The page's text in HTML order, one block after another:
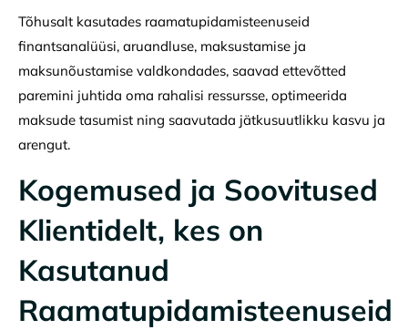
Tõhusalt kasutades raamatupidamisteenuseid
finantsanalüüsi, aruandluse, maksustamise ja
maksunõustamise valdkondades, saavad ettevõtted
paremini juhtida oma rahalisi ressursse, optimeerida
maksude tasumist ning saavutada jätkusuutlikku kasvu ja
arengut.
Kogemused ja Soovitused
Klientidelt, kes on
Kasutanud
Raamatupidamisteenuseid